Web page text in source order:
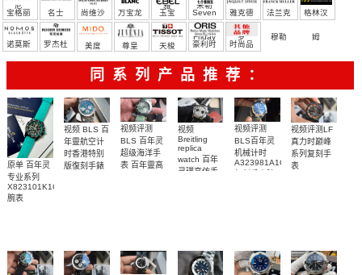
尼 雅 米勒
宝格丽 名士 尚维沙 万宝龙 玉宝 Seven
Friday
雅克德
罗
法兰克
穆勒
格林汉
姆
诺莫斯
罗杰杜 美度 尊皇 天梭 豪利时 时尚品
牌/原单
同系列产品推荐：
原单 百年灵
专业系列
X823101K1C1S1
腕表
视频 BLS 百
年靈航空计
时香港特别
版復刻手錶
视频评测
BLS 百年灵
超级海洋手
表 百年靈高
视频
Breitling
replica
watch 百年
灵璞高仿手
视频评测
BLS百年灵
机械计时
A323981A1C1A1
视频评测LF
真力时巅峰
系列复刻手
表